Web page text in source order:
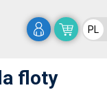
PL
floty